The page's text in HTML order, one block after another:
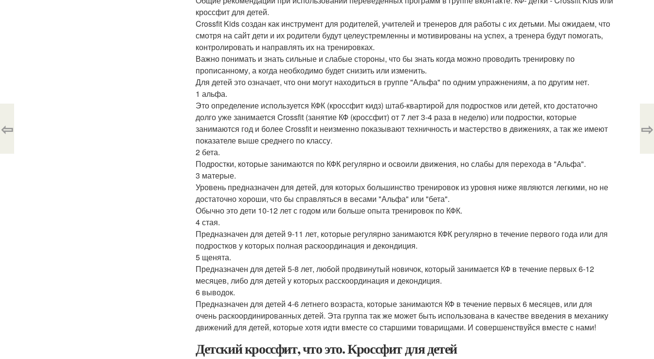
кроссфит для детей.
Crossfit Kids создан как инструмент для родителей, учителей и тренеров для работы с их детьми. Мы ожидаем, что
смотря на сайт дети и их родители будут целеустремленны и мотивированы на успех, а тренера будут помогать,
контролировать и направлять их на тренировках.
Важно понимать и знать сильные и слабые стороны, что бы знать когда можно проводить тренировку по
прописанному, а когда необходимо будет снизить или изменить.
Для детей это означает, что они могут находиться в группе "Альфа" по одним упражнениям, а по другим нет.
1 альфа.
Это определение используется КФК (кроссфит кидз) штаб-квартирой для подростков или детей, кто достаточно
долго уже занимается Crossfit (занятие КФ (кроссфит) от 7 лет 3-4 раза в неделю) или подростки, которые
занимаются год и более Crossfit и неизменно показывают техничность и мастерство в движениях, а так же имеют
показателе выше среднего по классу.
2 бета.
Подростки, которые занимаются по КФК регулярно и освоили движения, но слабы для перехода в "Альфа".
3 матерые.
Уровень предназначен для детей, для которых большинство тренировок из уровня ниже являются легкими, но не
достаточно хороши, что бы справляться в весами "Альфа" или "бета".
Обычно это дети 10-12 лет с годом или больше опыта тренировок по КФК.
4 стая.
Предназначен для детей 9-11 лет, которые регулярно занимаются КФК регулярно в течение первого года или для
подростков у которых полная раскоординация и декондиция.
5 щенята.
Предназначен для детей 5-8 лет, любой продвинутый новичок, который занимается КФ в течение первых 6-12
месяцев, либо для детей у которых расскоординация и декондиция.
6 выводок.
Предназначен для детей 4-6 летнего возраста, которые занимаются КФ в течение первых 6 месяцев, или для
очень раскоординированных детей. Эта группа так же может быть использована в качестве введения в механику
движений для детей, которые хотя идти вместе со старшими товарищами. И совершенствуйся вместе с нами!
Детский кроссфит, что это. Кроссфит для детей
⇦ ⇨